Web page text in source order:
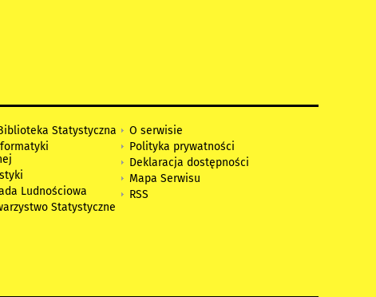
Statystyczna
Ludnościowa
Statystyczne
O serwisie
Polityka prywatności
Deklaracja dostępności
Mapa Serwisu
RSS